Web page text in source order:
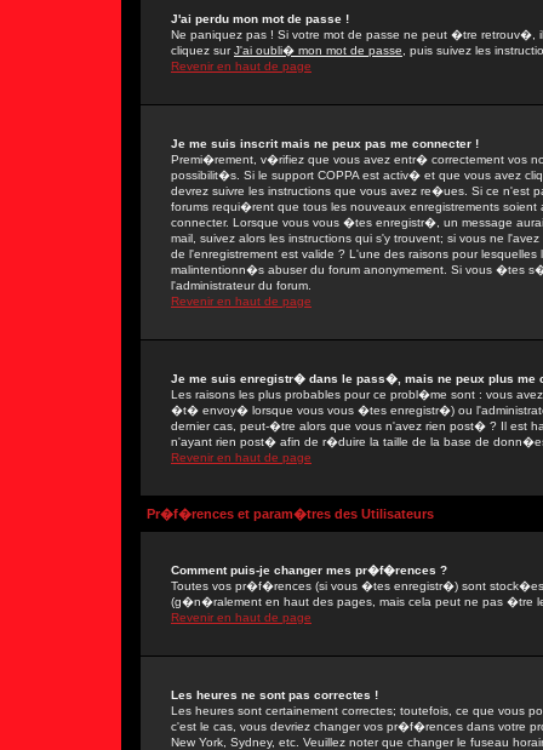
J'ai perdu mon mot de passe !
Ne paniquez pas ! Si votre mot de passe ne peut �tre
cliquez surJ'ai oubli� mon mot de passe , puis suivez les
Revenir en haut de page
Je me suis inscrit mais ne peux pas me connecter !
Premi�rement, v�rifiez que vous avez entr� correctement vos
possibilit�s. Si le support COPPA est activ� et que vous avez
devrez suivre les instructions que vous avez re�ues. Si ce
forums requi�rent que tous les nouveaux enregistrements
connecter. Lorsque vous vous �tes enregistr�, un message
mail, suivez alors les instructions qui s'y trouvent; si vous ne
de l'enregistrement est valide ? L'une des raisons pour
malintentionn�s abuser du forum anonymement. Si vous �tes
l'administrateur du forum.
Revenir en haut de page
Je me suis enregistr� dans le pass�, mais ne peux plus me
Les raisons les plus probables pour ce probl�me sont : vous
�t� envoy� lorsque vous vous �tes enregistr�) ou
dernier cas, peut-�tre alors que vous n'avez rien post� ? Il est
n'ayant rien post� afin de r�duire la taille de la base de
Revenir en haut de page
Pr�f�rences et param�tres des Utilisateurs
Comment puis-je changer mes pr�f�rences ?
Toutes vos pr�f�rences (si vous �tes enregistr�) sont
(g�n�ralement en haut des pages, mais cela peut ne pas �tre
Revenir en haut de page
Les heures ne sont pas correctes !
Les heures sont certainement correctes; toutefois, ce que vous
c'est le cas, vous devriez changer vos pr�f�rences dans votre
New York, Sydney, etc. Veuillez noter que changer le fuseau